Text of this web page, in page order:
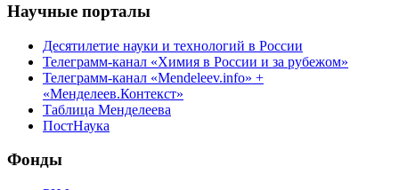
Научные порталы
Десятилетие науки и технологий в России
Телеграмм-канал «Химия в России и за рубежом»
Телеграмм-канал «Mendeleev.info» +
«Менделеев.Контекст»
Таблица Менделеева
ПостНаука
Фонды